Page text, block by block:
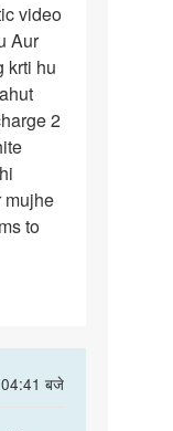
video
Aur
krti hu
2
mujhe
to
बजे